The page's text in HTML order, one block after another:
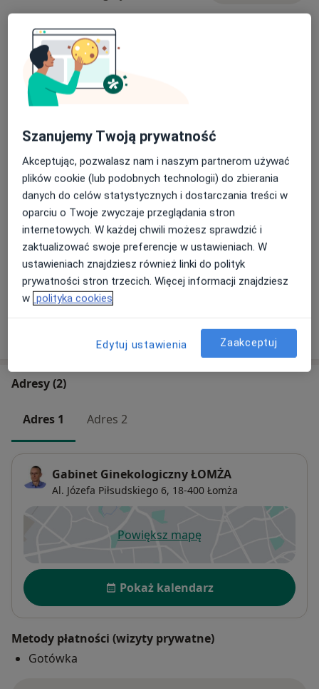
Laserowe leczenie nietrzymania
moczu
Od 0 zł Szczegóły
USG piersi z oceną regionalnych
300 zł Szczegóły
USG ciąży
Od 400 zł Szczegóły Umów wizytę
USG 3D/4D
Od 500 zł Szczegóły Umów wizytę
+ 13 usług
W jaki sposób ustalane są ceny?
Adresy (2)
Adres 1 Adres 2
Gabinet Ginekologiczny ŁOMŻA
Al. Józefa Piłsudskiego 6, 18-400 Łomża
Powiększ mapęotwiera się w nowej karcie
Dostępność
Pokaż kalendarz
Metody płatności (wizyty prywatne)
Gotówka
Szanujemy Twoją prywatność
Akceptując, pozwalasz nam i naszym partnerom używać
plików cookie (lub podobnych technologii) do zbierania
danych do celów statystycznych i dostarczania treści w
oparciu o Twoje zwyczaje przeglądania stron
internetowych. W każdej chwili możesz sprawdzić i
zaktualizować swoje preferencje w ustawieniach. W
ustawieniach znajdziesz również linki do polityk
prywatności stron trzecich. Więcej informacji znajdziesz
w polityka cookies
Edytuj ustawienia Zaakceptuj